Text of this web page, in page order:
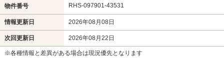
物件番号 RHS-097901-43531
情報更新日 2026年08月08日
次回更新日 2026年08月22日
※各種情報と差異がある場合は現況優先となります